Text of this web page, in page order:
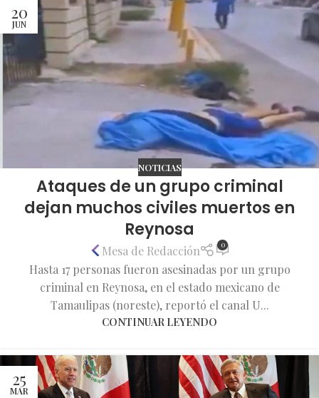
20
JUN
NOTICIAS
Ataques de un grupo criminal
dejan muchos civiles muertos en
Reynosa
Mesa de Redacción 0
Hasta 17 personas fueron asesinadas por un grupo
criminal en Reynosa, en el estado mexicano de
Tamaulipas (noreste), reportó el canal U...
CONTINUAR LEYENDO
25
MAR